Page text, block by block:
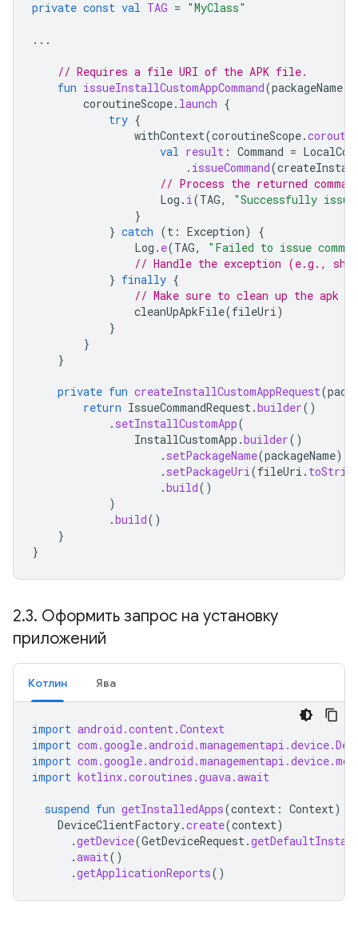
private const val TAG = "MyClass"
...
// Requires a file URI of the APK file.
fun issueInstallCustomAppCommand(packageName
coroutineScope. launch {
try {
withContext(coroutineScope.
val result : Command =
. issueCommand(
// Process the returned
Log . i(TAG,
"Successfully
}
} catch (t : Exception)
{
Log . e(TAG,
"Failed to issue
// Handle the exception (e.g.,
} finally {
// Make sure to clean up the apk
cleanUpApkFile(fileUri)
}
}
}
private fun createInstallCustomAppRequest(
return IssueCommandRequest.builder()
. setInstallCustomApp(
InstallCustomApp .builder()
. setPackageName(packageName)
. setPackageUri(fileUri .
.build()
)
.build()
}
}
2.3. Оформить запрос на установку
приложений
Котлин Ява
import android.content.Context
import
import
import kotlinx.coroutines.guava.await
suspend fun getInstalledApps(context : Context)
DeviceClientFactory.create(context)
.getDevice(GetDeviceRequest.
.await()
.getApplicationReports()